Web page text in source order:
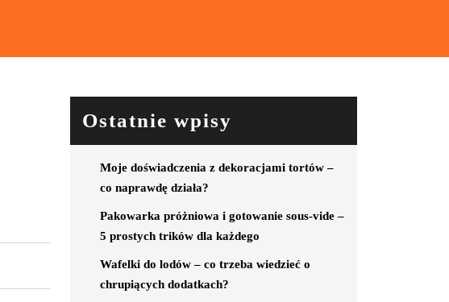
Ostatnie wpisy
Moje doświadczenia z dekoracjami tortów –
co naprawdę działa?
Pakowarka próżniowa i gotowanie sous-vide –
5 prostych trików dla każdego
Wafelki do lodów – co trzeba wiedzieć o
chrupiących dodatkach?